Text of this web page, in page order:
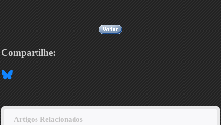
Compartilhe:
Artigos Relacionados